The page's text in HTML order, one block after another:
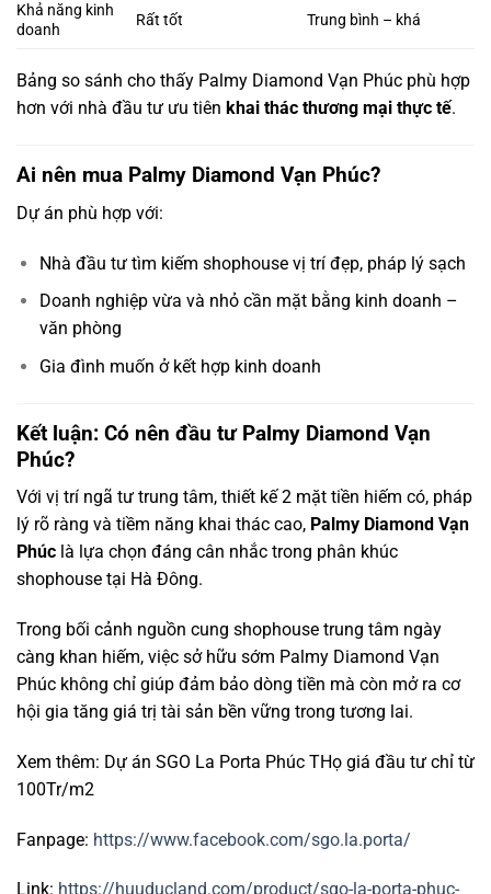
Khả năng kinh
doanh
Rất tốt Trung bình – khá
Bảng so sánh cho thấy Palmy Diamond Vạn Phúc phù hợp
hơn với nhà đầu tư ưu tiên khai thác thương mại thực tế.
Ai nên mua Palmy Diamond Vạn Phúc?
Dự án phù hợp với:
Nhà đầu tư tìm kiếm shophouse vị trí đẹp, pháp lý sạch
Doanh nghiệp vừa và nhỏ cần mặt bằng kinh doanh –
văn phòng
Gia đình muốn ở kết hợp kinh doanh
Kết luận: Có nên đầu tư Palmy Diamond Vạn
Phúc?
Với vị trí ngã tư trung tâm, thiết kế 2 mặt tiền hiếm có, pháp
lý rõ ràng và tiềm năng khai thác cao, Palmy Diamond Vạn
Phúc là lựa chọn đáng cân nhắc trong phân khúc
shophouse tại Hà Đông.
Trong bối cảnh nguồn cung shophouse trung tâm ngày
càng khan hiếm, việc sở hữu sớm Palmy Diamond Vạn
Phúc không chỉ giúp đảm bảo dòng tiền mà còn mở ra cơ
hội gia tăng giá trị tài sản bền vững trong tương lai.
Xem thêm: Dự án SGO La Porta Phúc THọ giá đầu tư chỉ từ
100Tr/m2
Fanpage: https://www.facebook.com/sgo.la.porta/
Link: https://huuducland.com/product/sgo-la-porta-phuc-